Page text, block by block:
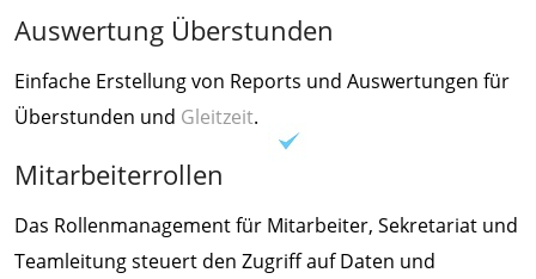
Auswertung Überstunden
Einfache Erstellung von Reports und Auswertungen für
Überstunden und Gleitzeit.
Mitarbeiterrollen
Das Rollenmanagement für Mitarbeiter, Sekretariat und
Teamleitung steuert den Zugriff auf Daten und